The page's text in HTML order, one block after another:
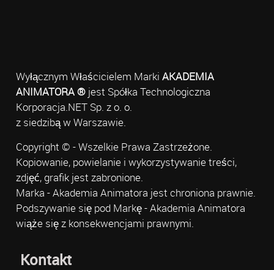
Wyłącznym Właścicielem Marki AKADEMIA
ANIMATORA ®jest Spółka Technologiczna
Korporacja.NET Sp. z o. o.
z siedzibą w Warszawie.
Copyright © - Wszelkie Prawa Zastrzeżone.
Kopiowanie, powielanie i wykorzystywanie treści,
zdjęć, grafik jest zabronione.
Marka - Akademia Animatora jest chroniona prawnie.
Podszywanie się pod Markę - Akademia Animatora
wiąże się z konsekwencjami prawnymi.
Kontakt